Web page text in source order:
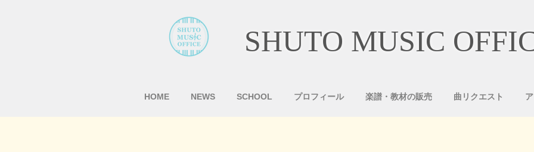
SHUTO MUSIC
HOME NEWS SCHOOL プロフィール 楽譜・教材の販売 曲リクエスト